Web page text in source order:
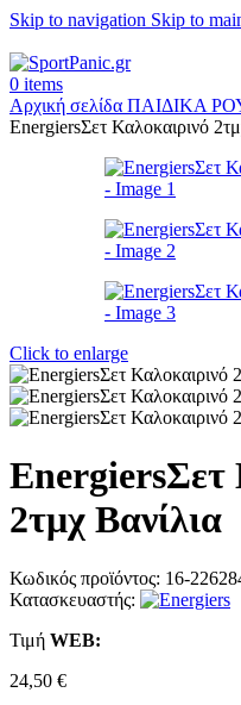
Skip to navigation Skip to
0 items
Αρχική σελίδα ΠΑΙΔΙΚΑ
EnergiersΣετ Καλοκαιρινό
Click to enlarge
EnergiersΣετ
2τμχ Βανίλια
Κωδικός προϊόντος: 16-
Κατασκευαστής:
Τιμή WΕΒ:
24,50 €